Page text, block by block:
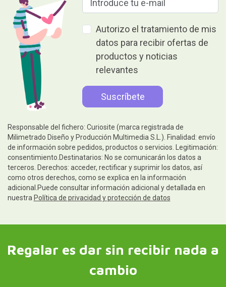
Autorizo el tratamiento de mis
datos para recibir ofertas de
productos y noticias
relevantes
Responsable del fichero: Curiosite (marca registrada de
Milimetrado Diseño y Producción Multimedia S.L.). Finalidad: envío
de información sobre pedidos, productos o servicios. Legitimación:
consentimiento.Destinatarios: No se comunicarán los datos a
terceros. Derechos: acceder, rectificar y suprimir los datos, así
como otros derechos, como se explica en la información
adicional.Puede consultar información adicional y detallada en
nuestra Política de privacidad y protección de datos
Regalar es dar sin recibir nada a
cambio